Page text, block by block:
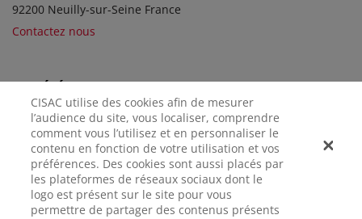
92200 Neuilly-sur-Seine France
Contactez nous
CISAC utilise des cookies afin de mesurer
l’audience du site, vous localiser, comprendre
comment vous l’utilisez et en personnaliser le
contenu en fonction de votre utilisation et vos
préférences. Des cookies sont aussi placés par
les plateformes de réseaux sociaux dont le
logo est présent sur le site pour vous
permettre de partager des contenus présents